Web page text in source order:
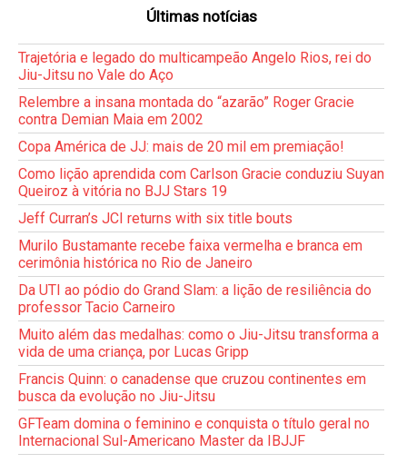
Últimas notícias
Trajetória e legado do multicampeão Angelo Rios, rei do
Jiu-Jitsu no Vale do Aço
Relembre a insana montada do “azarão” Roger Gracie
contra Demian Maia em 2002
Copa América de JJ: mais de 20 mil em premiação!
Como lição aprendida com Carlson Gracie conduziu Suyan
Queiroz à vitória no BJJ Stars 19
Jeff Curran’s JCI returns with six title bouts
Murilo Bustamante recebe faixa vermelha e branca em
cerimônia histórica no Rio de Janeiro
Da UTI ao pódio do Grand Slam: a lição de resiliência do
professor Tacio Carneiro
Muito além das medalhas: como o Jiu-Jitsu transforma a
vida de uma criança, por Lucas Gripp
Francis Quinn: o canadense que cruzou continentes em
busca da evolução no Jiu-Jitsu
GFTeam domina o feminino e conquista o título geral no
Internacional Sul-Americano Master da IBJJF